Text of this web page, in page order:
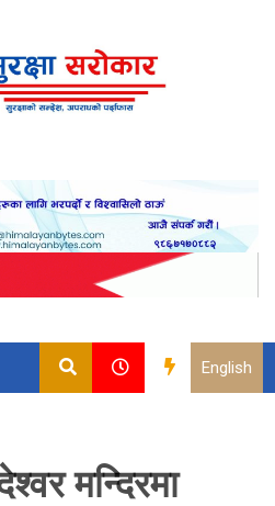
English
मन्दिरमा